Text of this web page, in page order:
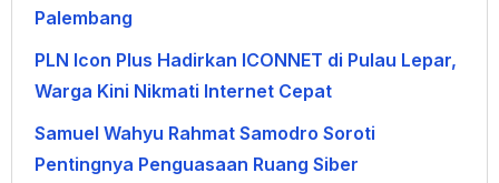
Palembang
PLN Icon Plus Hadirkan ICONNET di Pulau Lepar,
Warga Kini Nikmati Internet Cepat
Samuel Wahyu Rahmat Samodro Soroti
Pentingnya Penguasaan Ruang Siber